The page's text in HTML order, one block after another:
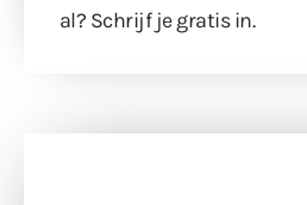
al? Schrijf je gratis in.